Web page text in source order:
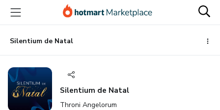
para
conteúdo
principal
para
pagamento
para
rodapé
Silentium de Natal
Silentium de Natal
Throni Angelorum